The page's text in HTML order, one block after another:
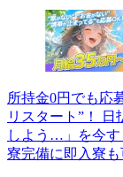
所持金0円でも応
リスタート”！
しよう…」を今
寮完備に即入寮も